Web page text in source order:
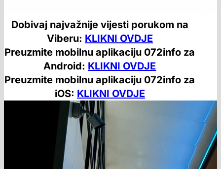
Dobivaj najvažnije vijesti porukom na
Viberu: KLIKNI OVDJE
Preuzmite mobilnu aplikaciju 072info za
Android: KLIKNI OVDJE
Preuzmite mobilnu aplikaciju 072info za
iOS: KLIKNI OVDJE